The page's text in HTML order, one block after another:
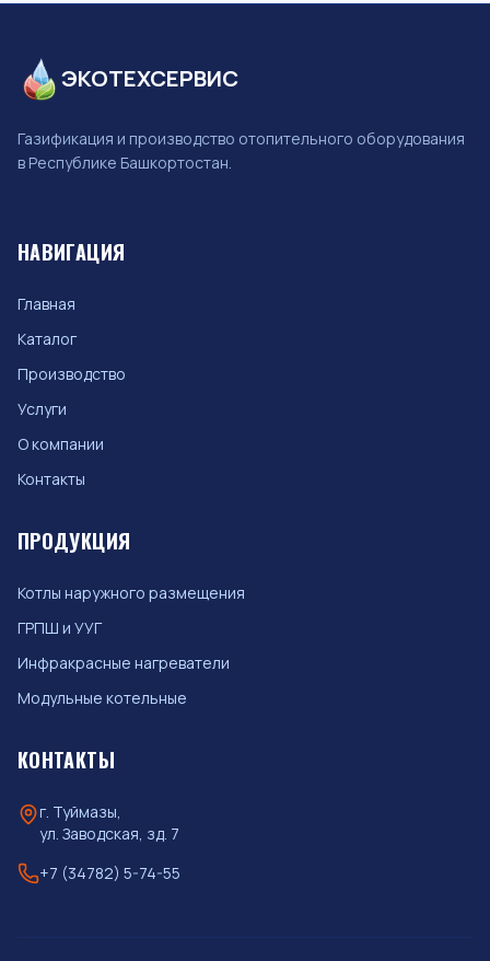
ЭКОТЕХСЕРВИС
Газификация и производство отопительного оборудования
в Республике Башкортостан.
НАВИГАЦИЯ
Главная
Каталог
Производство
Услуги
О компании
Контакты
ПРОДУКЦИЯ
Котлы наружного размещения
ГРПШ и УУГ
Инфракрасные нагреватели
Модульные котельные
КОНТАКТЫ
г. Туймазы,
ул. Заводская, зд. 7
+7 (34782) 5-74-55